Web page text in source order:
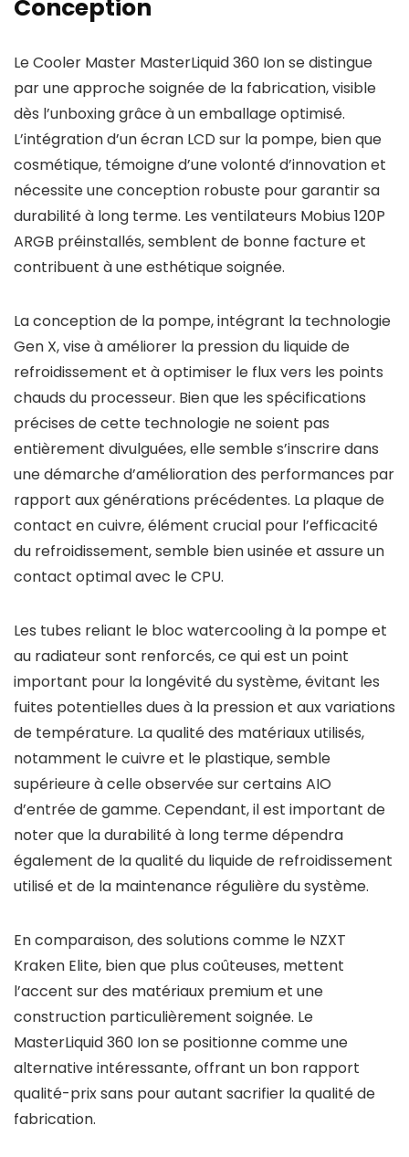
Conception
Le Cooler Master MasterLiquid 360 Ion se distingue
par une approche soignée de la fabrication, visible
dès l’unboxing grâce à un emballage optimisé.
L’intégration d’un écran LCD sur la pompe, bien que
cosmétique, témoigne d’une volonté d’innovation et
nécessite une conception robuste pour garantir sa
durabilité à long terme. Les ventilateurs Mobius 120P
ARGB préinstallés, semblent de bonne facture et
contribuent à une esthétique soignée.
La conception de la pompe, intégrant la technologie
Gen X, vise à améliorer la pression du liquide de
refroidissement et à optimiser le flux vers les points
chauds du processeur. Bien que les spécifications
précises de cette technologie ne soient pas
entièrement divulguées, elle semble s’inscrire dans
une démarche d’amélioration des performances par
rapport aux générations précédentes. La plaque de
contact en cuivre, élément crucial pour l’efficacité
du refroidissement, semble bien usinée et assure un
contact optimal avec le CPU.
Les tubes reliant le bloc watercooling à la pompe et
au radiateur sont renforcés, ce qui est un point
important pour la longévité du système, évitant les
fuites potentielles dues à la pression et aux variations
de température. La qualité des matériaux utilisés,
notamment le cuivre et le plastique, semble
supérieure à celle observée sur certains AIO
d’entrée de gamme. Cependant, il est important de
noter que la durabilité à long terme dépendra
également de la qualité du liquide de refroidissement
utilisé et de la maintenance régulière du système.
En comparaison, des solutions comme le NZXT
Kraken Elite, bien que plus coûteuses, mettent
l’accent sur des matériaux premium et une
construction particulièrement soignée. Le
MasterLiquid 360 Ion se positionne comme une
alternative intéressante, offrant un bon rapport
qualité-prix sans pour autant sacrifier la qualité de
fabrication.